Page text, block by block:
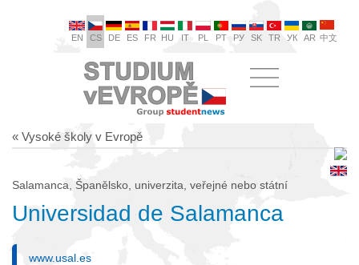
EN CS DE ES FR HU IT PL PT РУ SK TR УК AR 中文
« Vysoké školy v Evropě
Salamanca, Španělsko, univerzita, veřejné nebo státní
Universidad de Salamanca
www.usal.es